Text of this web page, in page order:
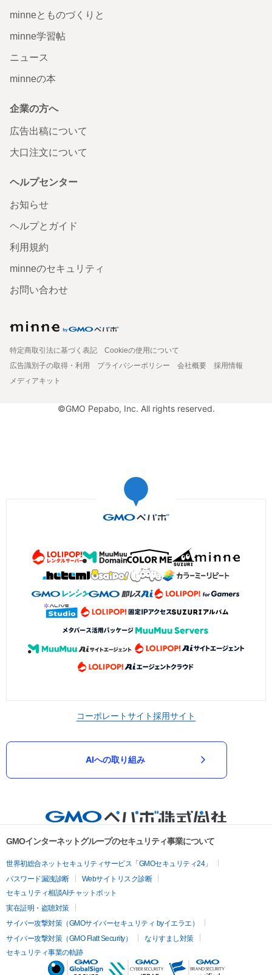
minneとものづくりと
minne学習帖
ニュース
minneの本
企業の方へ
広告出稿について
大口注文について
ヘルプセンター
お知らせ
ヘルプとガイド
利用規約
minneのセキュリティ
お問い合わせ
特定商取引法に基づく表記
Cookieの使用について
広告識別子の取得・利用
プライバシーポリシー 会社概要
採用情報
メディアキット
©GMO Pepabo, Inc. All rights reserved.
コーポレートサイト採用サイト
AIへの取り組み
GMOインターネットグループのセキュリティ事業について
世界初総合ネットセキュリティサービス「GMOセキュリティ24」
パスワード漏洩診断
Webサイトリスク診断
セキュリティ相談AIチャットボット
実在証明・盗聴対策
サイバー攻撃対策（GMOサイバーセキュリティ byイエラエ）
サイバー攻撃対策（GMO Flatt Security）
なりすまし対策
セキュリティ事業の軌跡